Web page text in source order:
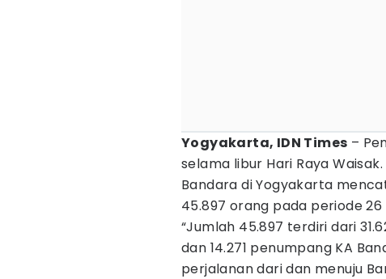
Yogyakarta, IDN Times –
selama libur Hari Raya
Bandara di Yogyakarta
45.897 orang pada periode 26
“Jumlah 45.897 terdiri dari
dan 14.271 penumpang KA
perjalanan dari dan menuju